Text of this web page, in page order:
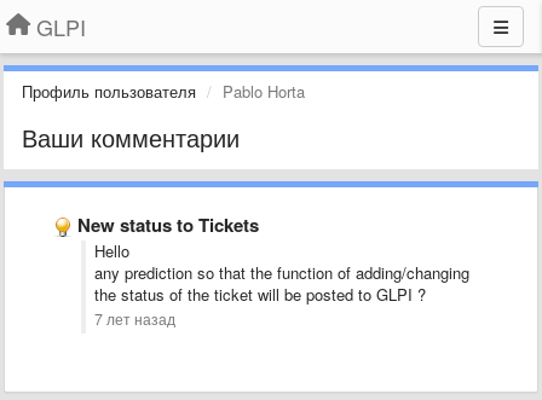
GLPI
Профиль пользователя Pablo Horta
Ваши комментарии
New status to Tickets
Hello
any prediction so that the function of adding/changing
the status of the ticket will be posted to GLPI ?
7 лет назад